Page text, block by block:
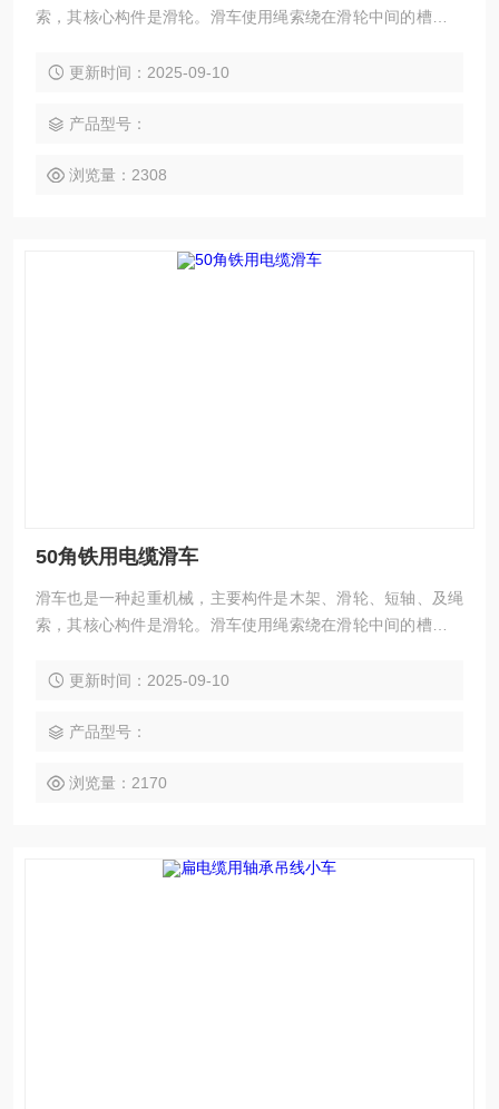
索，其核心构件是滑轮。滑车使用绳索绕在滑轮中间的槽内。
矿山,农业,电力,建筑等生产施工,码头,船坞,仓库的机器安装,货
更新时间：2025-09-10
产品型号：
浏览量：2308
50角铁用电缆滑车
滑车也是一种起重机械，主要构件是木架、滑轮、短轴、及绳
索，其核心构件是滑轮。滑车使用绳索绕在滑轮中间的槽内。
矿山,农业,电力,建筑等生产施工,码头,船坞,仓库的机器安装,货
更新时间：2025-09-10
产品型号：
浏览量：2170